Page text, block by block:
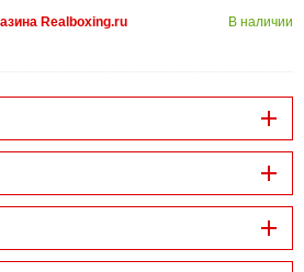
Realboxing.ru В наличии